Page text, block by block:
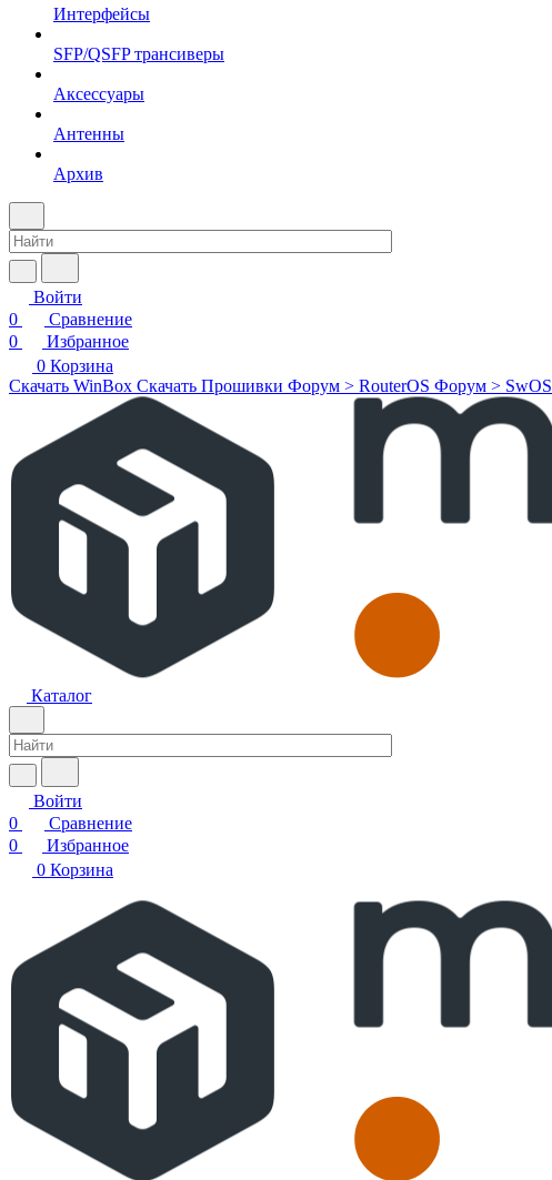
Интерфейсы
SFP/QSFP трансиверы
Аксессуары
Антенны
Архив
Войти
0
Сравнение
0
Избранное
0 Корзина
Скачать WinBox Скачать Прошивки Форум > RouterOS Форум > SwOS
Каталог
Войти
0
Сравнение
0
Избранное
0 Корзина